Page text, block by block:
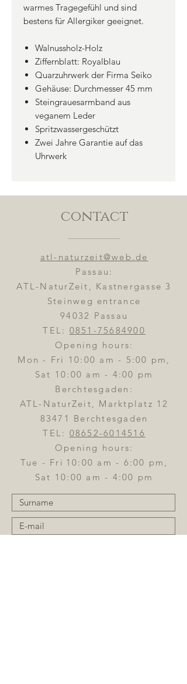
warmes Tragegefühl und sind
bestens für Allergiker geeignet.
Walnussholz-Holz
Ziffernblatt: Royalblau
Quarzuhrwerk der Firma Seiko
Gehäuse: Durchmesser 45 mm
Steingrauesarmband aus
veganem Leder
Spritzwassergeschützt
Zwei Jahre Garantie auf das
Uhrwerk
contact
atl-naturzeit@web.de
Passau:
ATL-NaturZeit, Kastnergasse 3
Steinweg entrance
94032 Passau
TEL: 0851-75684900
Opening hours:
Mon - Fri 10:00 am - 5:00 pm,
Sat 10:00 am - 4:00 pm
Berchtesgaden:
ATL-NaturZeit, Marktplatz 12
83471 Berchtesgaden
TEL: 08652-6014516
Opening hours:
Tue - Fri 10:00 am - 6:00 pm,
Sat 10:00 am - 4:00 pm